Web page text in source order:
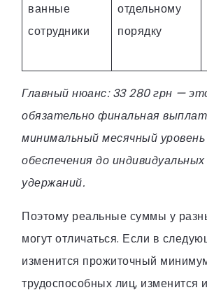
ванные
сотрудники
отдельному
порядку
Главный нюанс: 33 280 грн —
обязательно финальная
минимальный месячный
обеспечения до
удержаний.
Поэтому реальные суммы у
могут отличаться. Если в
изменится прожиточный
трудоспособных лиц, изменится